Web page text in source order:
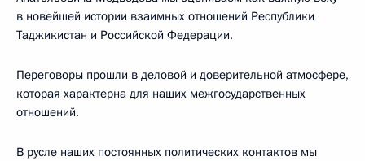
в новейшей истории взаимных отношений Республики
Таджикистан и Российской Федерации.
Переговоры прошли в деловой и доверительной атмосфере,
которая характерна для наших межгосударственных
отношений.
В русле наших постоянных политических контактов мы